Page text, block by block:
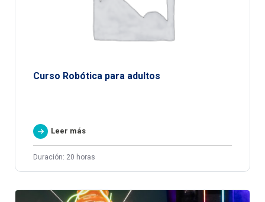
Curso Robótica para adultos
Leer más
Duración: 20 horas